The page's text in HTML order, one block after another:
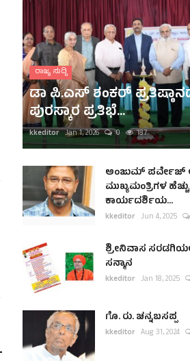
ರಾಜ್ಯ ಸುದ್ದಿ
ಡಾ ಪಿ.ಎಸ್ ಶಂಕರ್
ಪುರಸ್ಕಾರ ಪ್ರತಿಭೆ...
kkeditor Jan 1, 2026 0 187
ಅಂಜುಮ್ ಪರ್ವೇಜ್
ಮುಖ್ಯಮಂತ್ರಿಗಳ
ಕಾರ್ಯದರ್ಶಿಯ...
kkeditor Jun 4, 2025
ಶ್ರೀನಿವಾಸ
ಸನ್ಮಾನ
kkeditor Jan 18, 2025
ಗೊ. ರು. ಚನ್ನಬಸಪ್ಪ
kkeditor Aug 31, 2024